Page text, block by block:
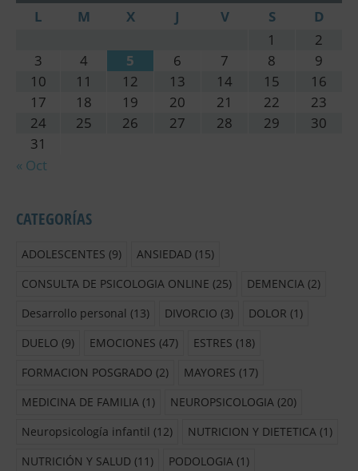
L
M X J V S
D
1
2
3
4 5 6 7 8
9
10
11 12 13 14 15
16
17
18 19 20 21 22
23
24
25 26 27 28 29
30
31
« Oct
CATEGORÍAS
ADOLESCENTES (9) ANSIEDAD (15)
CONSULTA DE PSICOLOGIA ONLINE (25) DEMENCIA (2)
Desarrollo personal (13) DIVORCIO (3) DOLOR (1)
DUELO (9) EMOCIONES (47) ESTRES (18)
FORMACION POSGRADO (2) MAYORES (17)
MEDICINA DE FAMILIA (1) NEUROPSICOLOGIA (20)
Neuropsicología infantil (12) NUTRICION Y DIETETICA (1)
NUTRICIÓN Y SALUD (11) PODOLOGIA (1)